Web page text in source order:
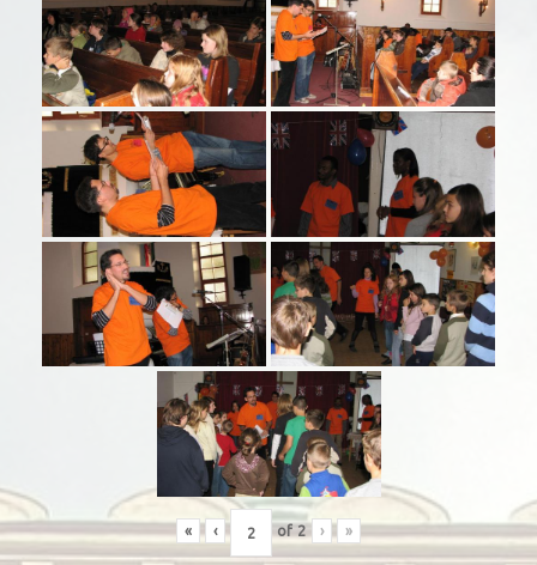
« ‹ of 2 › »